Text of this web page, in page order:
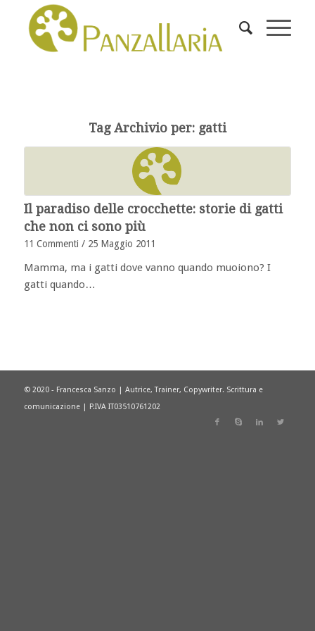
Tag Archivio per: gatti
Il paradiso delle crocchette: storie di gatti
che non ci sono più
11 Commenti / 25 Maggio 2011
Mamma, ma i gatti dove vanno quando muoiono? I
gatti quando…
© 2020 - Francesca Sanzo | Autrice, Trainer, Copywriter. Scrittura e
comunicazione | P.IVA IT03510761202